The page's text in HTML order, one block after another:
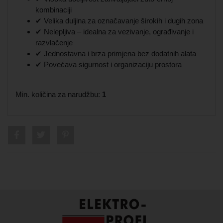
kombinaciji
✔ Velika duljina za označavanje širokih i dugih zona
✔ Nelepljiva – idealna za vezivanje, ograđivanje i
razvlačenje
✔ Jednostavna i brza primjena bez dodatnih alata
✔ Povećava sigurnost i organizaciju prostora
Min. količina za narudžbu: 1